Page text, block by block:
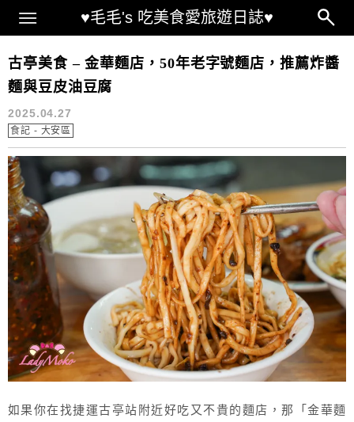
♥毛毛's 吃美食愛旅遊日誌♥
Main Menu
金華麵店 推薦
古亭美食 – 金華麵店，50年老字號麵店，推薦炸醬
麵與豆皮油豆腐
2025.04.27
食記 - 大安區
如果你在找捷運古亭站附近好吃又不貴的麵店，那「金華麵